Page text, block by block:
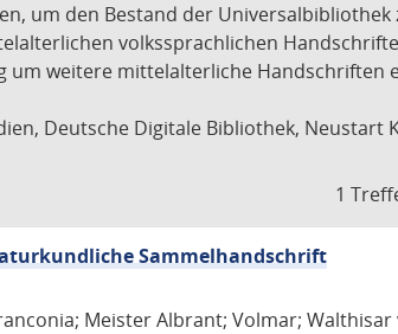
um den Bestand der
volkssprachlichen
weitere mittelalterliche Handschriften
Deutsche Digitale Bibliothek, Neustart
1
Sammelhandschrift
Meister Albrant; Volmar;